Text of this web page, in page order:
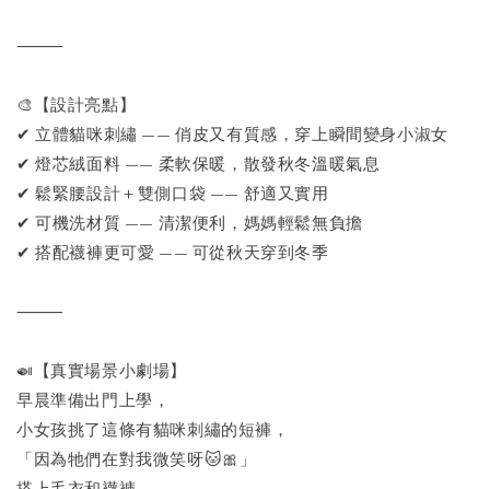
⸻
🎨【設計亮點】
✔ 立體貓咪刺繡 —— 俏皮又有質感，穿上瞬間變身小淑女
✔ 燈芯絨面料 —— 柔軟保暖，散發秋冬溫暖氣息
✔ 鬆緊腰設計＋雙側口袋 —— 舒適又實用
✔ 可機洗材質 —— 清潔便利，媽媽輕鬆無負擔
✔ 搭配襪褲更可愛 —— 可從秋天穿到冬季
⸻
🍛【真實場景小劇場】
早晨準備出門上學，
小女孩挑了這條有貓咪刺繡的短褲，
「因為牠們在對我微笑呀🐱🎀」